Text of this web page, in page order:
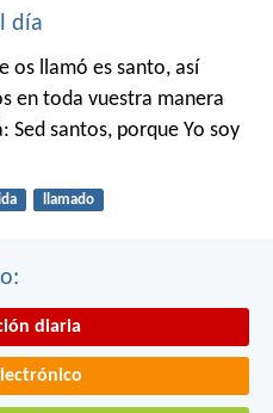
día
os llamó es santo, así
en toda vuestra manera
santos, porque Yo soy
llamado
diaria